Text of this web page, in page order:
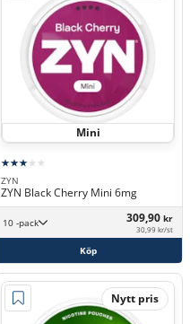
Mini
ZYN
ZYN Black Cherry Mini 6mg
10 -pack 309,90 kr
30,99 kr/st
Köp
Nytt pris